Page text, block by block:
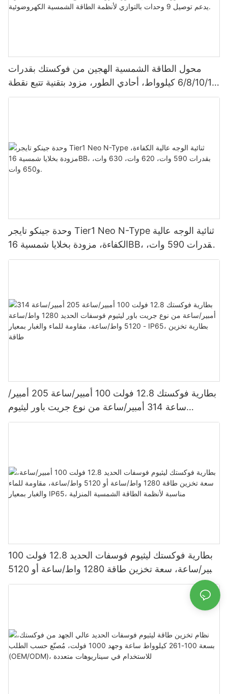
محول الطاقة الشمسية الهجين من فوكستك بقدرات
6/8/10/12 كيلوواط، أحادي الطور، مزود بتقنية تتبع نقطة
الطاقة القصوى (MPPT)، يدعم توصيل 9 وحدات بالتوازي
وحدة جينكو تايجر Tier1 Neo N-Type ثنائية الوجه عالية
الكفاءة، مزودة بخلايا شمسية 16BB، بقدرات 590 وات،
620 وات، 630 وات، و650 وات.
بطارية فوكستك 12.8 فولت 100 أمبير/ساعة 205 أمبير/
ساعة 314 أمبير/ساعة من نوع جريت باور ليثيوم
فوسفات الحديد 1280 واط/ساعة - 5120 واط/ساعة،
بطارية فوكستك ليثيوم فوسفات الحديد 12.8 فولت 100
أمبير/ساعة، سعة تخزين طاقة 1280 واط/ساعة أو 5120
واط/ساعة، مقاومة للماء والغبار بمعيار IP65، مناسبة